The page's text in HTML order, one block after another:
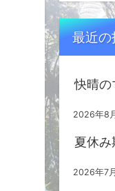
最近の
快晴の
2026年8
夏休み
2026年7